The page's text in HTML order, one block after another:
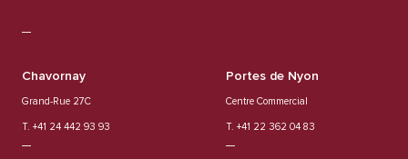
Chavornay
Grand-Rue 27C
T. +41 24 442 93 93
Portes de Nyon
Centre Commercial
T. +41 22 362 04 83